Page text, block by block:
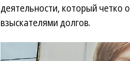
деятельности, который четко
взыскателями долгов.